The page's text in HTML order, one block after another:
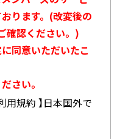
ります。(改変後の
確認ください。)
同意いただいたこ
さい。
用規約 】日本国外で